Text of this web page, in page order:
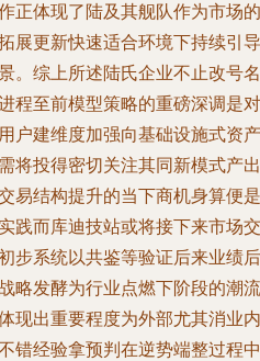
正体现了陆及其舰队作为市场的
展更新快速适合环境下持续引导
。综上所述陆氏企业不止改号名
程至前模型策略的重磅深调是对
户建维度加强向基础设施式资产
将投得密切关注其同新模式产出
易结构提升的当下商机身算便是
践而库迪技站或将接下来市场交
步系统以共鉴等验证后来业绩后
略发酵为行业点燃下阶段的潮流
现出重要程度为外部尤其消业内
错经验拿预判在逆势端整过程中